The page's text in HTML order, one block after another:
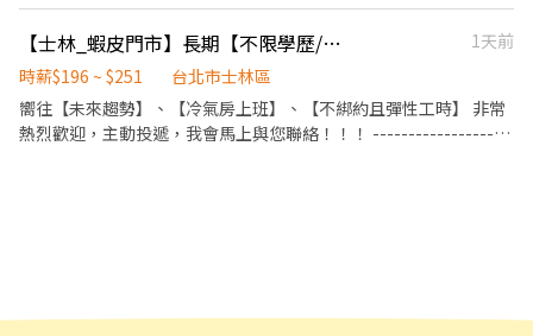
【士林_蝦皮門市】長期【不限學歷/兼職】快速錄取TO
1天前
時薪$196 ~ $251
台北市士林區
嚮往【未來趨勢】、【冷氣房上班】、【不綁約且彈性工時】 非常
熱烈歡迎，主動投遞，我會馬上與您聯絡！！！ -------------------